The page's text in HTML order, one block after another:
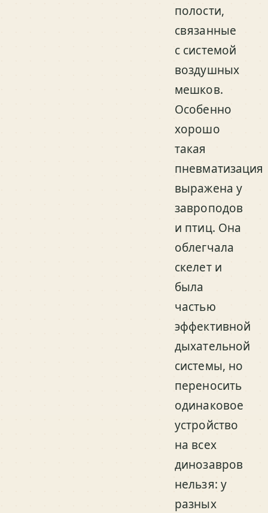
полости,
связанные
с системой
воздушных
мешков.
Особенно
хорошо
такая
пневматизация
выражена у
завроподов
и птиц. Она
облегчала
скелет и
была
частью
эффективной
дыхательной
системы, но
переносить
одинаковое
устройство
на всех
динозавров
нельзя: у
разных